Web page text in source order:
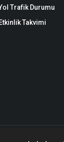
Trafik Durumu
Etkinlik Takvimi